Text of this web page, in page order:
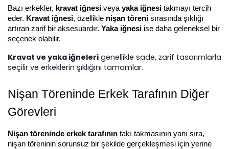
Bazı erkekler, kravat iğnesi veya yaka iğnesi takmayı tercih
eder. Kravat iğnesi, özellikle nişan töreni sırasında şıklığı
artıran zarif bir aksesuardır. Yaka iğnesi ise daha geleneksel bir
seçenek olabilir.
Kravat ve yaka iğneleri genellikle sade, zarif tasarımlarla
seçilir ve erkeklerin şıklığını tamamlar.
Nişan Töreninde Erkek Tarafının Diğer
Görevleri
Nişan töreninde erkek tarafının takı takmasının yanı sıra,
nişan töreninin sorunsuz bir şekilde gerçekleşmesi için yerine